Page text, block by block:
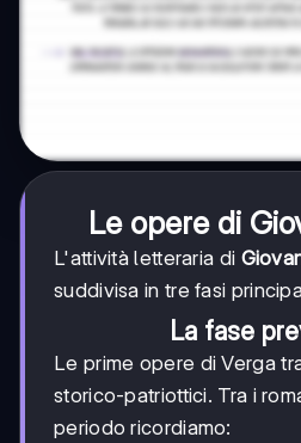
Le opere di
L'attività letteraria di
suddivisa in tre fasi
La fase
Le prime opere di Verga
storico-patriottici. Tra i
periodo ricordiamo: